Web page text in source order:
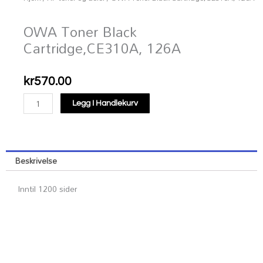
OWA Toner Black
Cartridge,CE310A, 126A
kr570.00
OWA
Toner
126A
antall
Legg I Handlekurv
Beskrivelse
Inntil 1200 sider